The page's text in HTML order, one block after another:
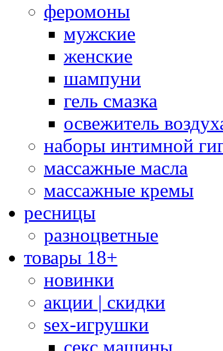
феромоны
мужские
женские
шампуни
гель смазка
освежитель
наборы интимной
массажные масла
массажные кремы
ресницы
разноцветные
товары 18+
новинки
акции | скидки
sex-игрушки